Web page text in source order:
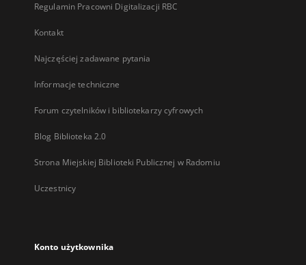
Regulamin Pracowni Digitalizacji RBC
Kontakt
Najczęściej zadawane pytania
Informacje techniczne
Forum czytelników i bibliotekarzy cyfrowych
Blog Biblioteka 2.0
Strona Miejskiej Biblioteki Publicznej w Radomiu
Uczestnicy
Konto użytkownika